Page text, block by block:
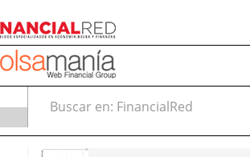
Buscar en: